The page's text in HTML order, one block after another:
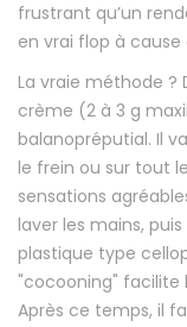
frustrant qu’un
en vrai flop à cause
La vraie méthode ?
crème (2 à 3 g
balanopréputial. Il
le frein ou sur tout
sensations
laver les mains,
plastique type
"cocooning" facilite
Après ce temps, il